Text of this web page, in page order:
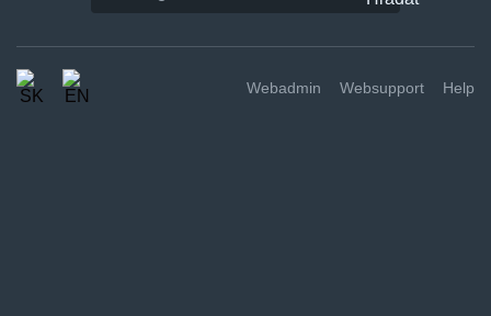
Webadmin Websupport Help